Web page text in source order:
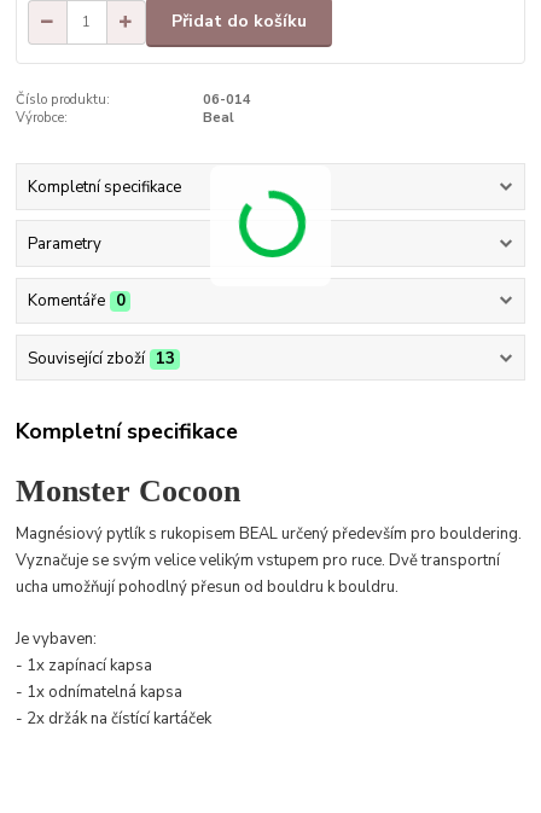
Přidat do košíku
Číslo produktu:
06-014
Výrobce:
Beal
Kompletní specifikace
Parametry
Komentáře 0
Související zboží 13
Kompletní specifikace
Monster Cocoon
Magnésiový pytlík s rukopisem BEAL určený především pro bouldering.
Vyznačuje se svým velice velikým vstupem pro ruce. Dvě transportní
ucha umožňují pohodlný přesun od bouldru k bouldru.
Je vybaven:
- 1x zapínací kapsa
- 1x odnímatelná kapsa
- 2x držák na čístící kartáček